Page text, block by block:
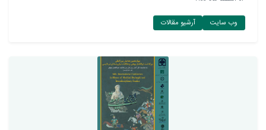
وب سایت آرشیو مقالات